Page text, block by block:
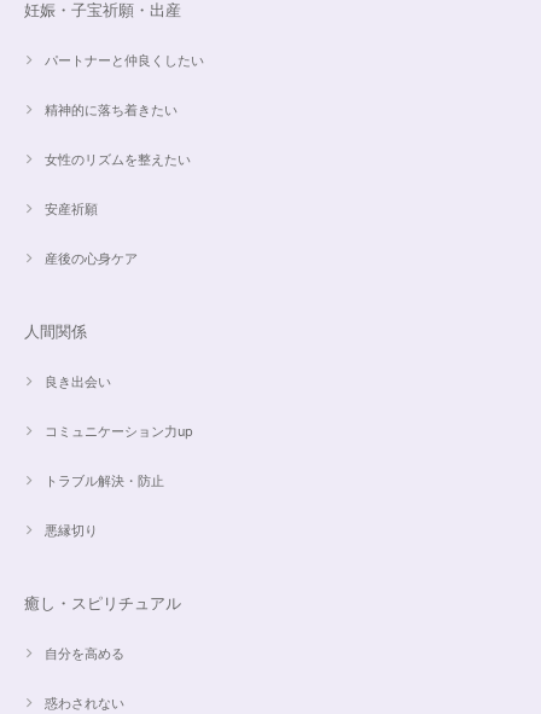
妊娠・子宝祈願・出産
パートナーと仲良くしたい
精神的に落ち着きたい
女性のリズムを整えたい
安産祈願
産後の心身ケア
人間関係
良き出会い
コミュニケーション力up
トラブル解決・防止
悪縁切り
癒し・スピリチュアル
自分を高める
惑わされない